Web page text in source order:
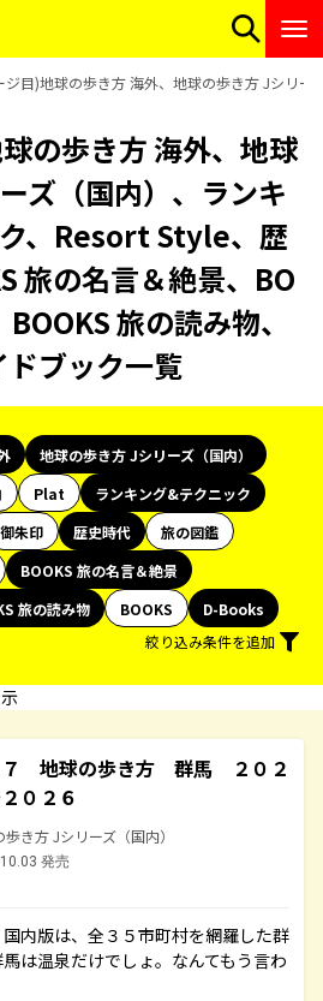
ジ目)地球の歩き方 海外、地球の歩き方 Jシリー
の歩き方 海外、地球
ズ（国内）、ランキ
、Resort Style、歴
旅の名言＆絶景、BO
旅の読み物、
ブック一覧
地球の歩き方 Jシリーズ（国内）
Plat
ランキング&テクニック
御朱印 歴史時代
旅の図鑑
BOOKS 旅の名言＆絶景
旅の読み物 BOOKS
D-Books
絞り込み条件を追加
７ 地球の歩き方 群馬 ２０２
０２６
き方 Jシリーズ（国内）
発売
内版は、全３５市町村を網羅した群
は温泉だけでしょ。なんてもう言わ